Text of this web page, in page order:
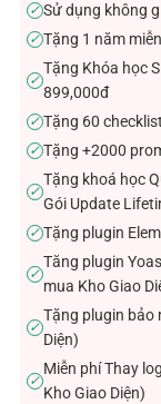
✓Sử dụng không
✓Tặng 1 năm
✓
Tặng Khóa học
899,000đ
✓Tặng 60
✓Tặng +2000
✓
Tặng khoá học
Gói Update
✓Tặng plugin
✓
Tăng plugin
mua Kho Giao
✓
Tặng plugin bảo
Diện)
✓
Miễn phí Thay
Kho Giao Diện)